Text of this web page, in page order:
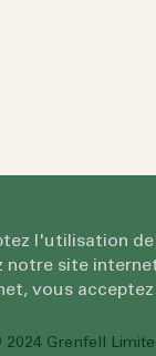
2024 Grenfell
l'utilisation
site
vous